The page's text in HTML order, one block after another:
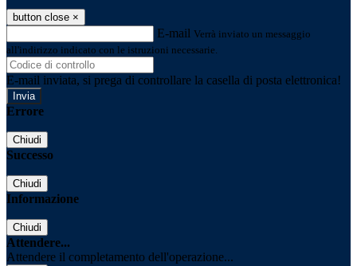
button close ×
E-mail Verrà inviato un messaggio
all'indirizzo indicato con le istruzioni necessarie.
E-mail inviata, si prega di controllare la casella di posta elettronica!
Errore
Chiudi
Successo
Chiudi
Informazione
Chiudi
Attendere...
Attendere il completamento dell'operazione...